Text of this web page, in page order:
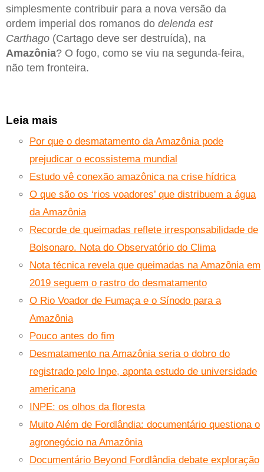
simplesmente contribuir para a nova versão da
ordem imperial dos romanos do delenda est
Carthago (Cartago deve ser destruída), na
Amazônia? O fogo, como se viu na segunda-feira,
não tem fronteira.
Leia mais
Por que o desmatamento da Amazônia pode
prejudicar o ecossistema mundial
Estudo vê conexão amazônica na crise hídrica
O que são os ‘rios voadores’ que distribuem a água
da Amazônia
Recorde de queimadas reflete irresponsabilidade de
Bolsonaro. Nota do Observatório do Clima
Nota técnica revela que queimadas na Amazônia em
2019 seguem o rastro do desmatamento
O Rio Voador de Fumaça e o Sínodo para a
Amazônia
Pouco antes do fim
Desmatamento na Amazônia seria o dobro do
registrado pelo Inpe, aponta estudo de universidade
americana
INPE: os olhos da floresta
Muito Além de Fordlândia: documentário questiona o
agronegócio na Amazônia
Documentário Beyond Fordlândia debate exploração